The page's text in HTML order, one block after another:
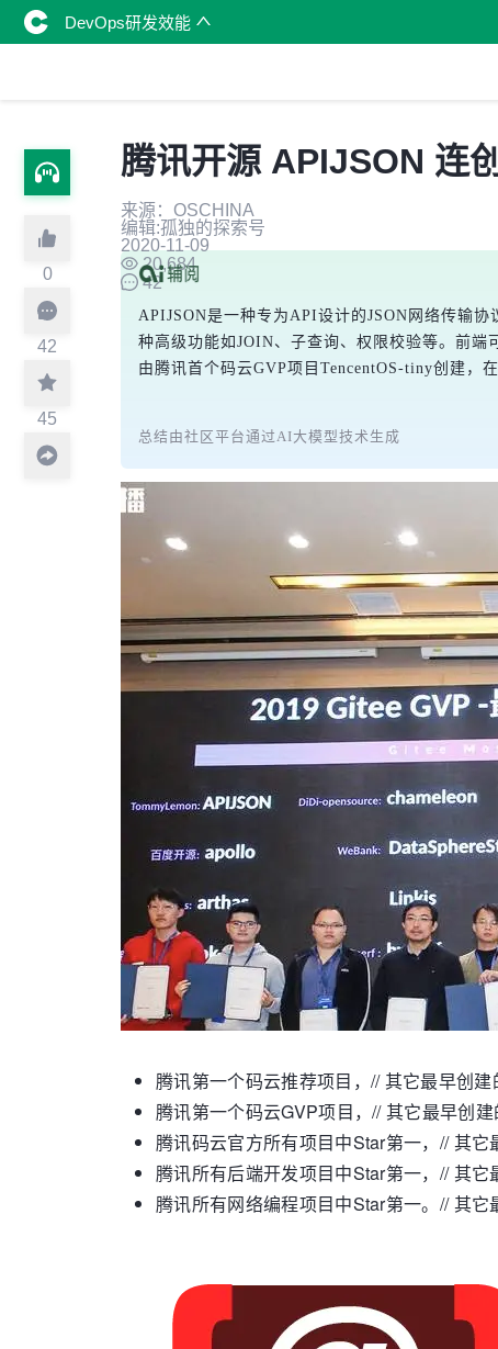
DevOps研发效能
0
42
45
腾讯开源 APIJSON 连
来源：OSCHINA
编辑:孤独的探索号
2020-11-09
20,684
42
APIJSON是一种专为API设计的JSON网络传输
种高级功能如JOIN、子查询、权限校验等。前
由腾讯首个码云GVP项目TencentOS-tiny创建，
总结由社区平台通过AI大模型技术生成
腾讯第一个码云推荐项目，// 其它最早创
腾讯第一个码云GVP项目，// 其它最早创
腾讯码云官方所有项目中Star第一，// 其
腾讯所有后端开发项目中Star第一，// 其
腾讯所有网络编程项目中Star第一。// 其